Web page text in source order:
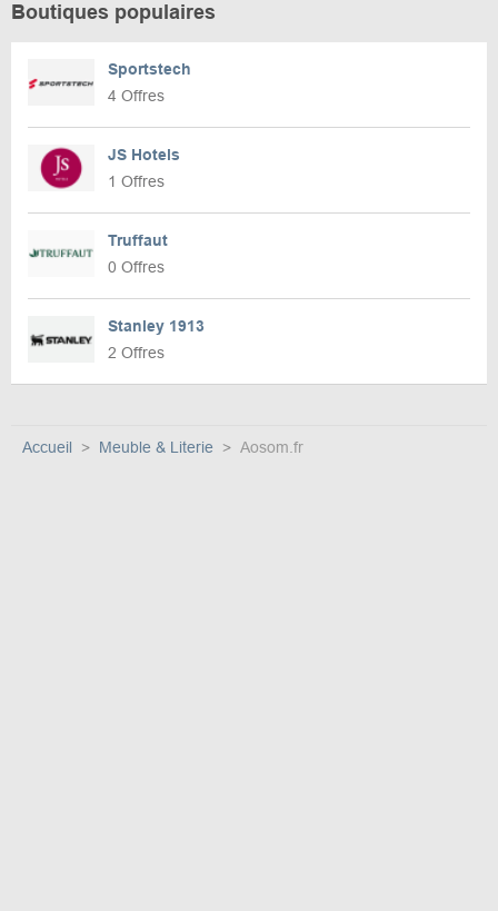
Boutiques populaires
Sportstech
4 Offres
JS Hotels
1 Offres
Truffaut
0 Offres
Stanley 1913
2 Offres
Accueil Meuble & Literie Aosom.fr